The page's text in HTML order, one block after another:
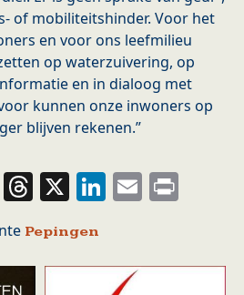
of mobiliteitshinder. Voor het
en voor ons leefmilieu
op waterzuivering, op
en in dialoog met
kunnen onze inwoners op
blijven rekenen.”
WhatsApp
Threads
X LinkedIn
Email
Pepingen